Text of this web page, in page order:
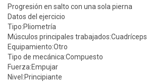
Progresión en salto con una sola pierna
Datos del ejercicio
Tipo:Pliometría
Músculos principales trabajados:Cuadríceps
Equipamiento:Otro
Tipo de mecánica:Compuesto
Fuerza:Empujar
Nivel:Principiante